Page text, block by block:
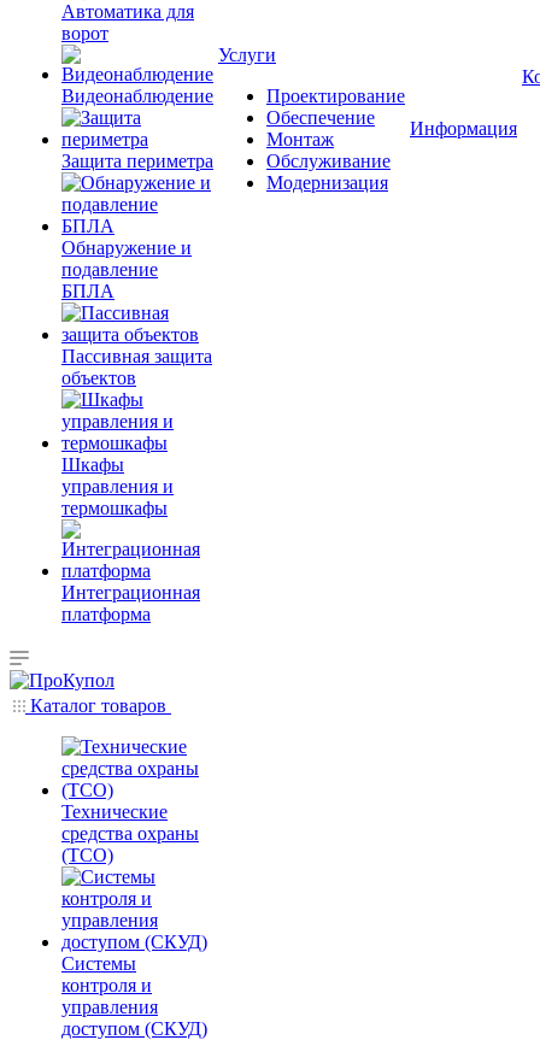
Автоматика для
ворот
Видеонаблюдение
Защита периметра
Обнаружение и
подавление
БПЛА
Пассивная защита
объектов
Шкафы
управления и
термошкафы
Интеграционная
платформа
Услуги
Проектирование
Обеспечение
Монтаж
Обслуживание
Модернизация
Информация
Каталог товаров
Технические
средства охраны
(ТСО)
Системы
контроля и
управления
доступом (СКУД)